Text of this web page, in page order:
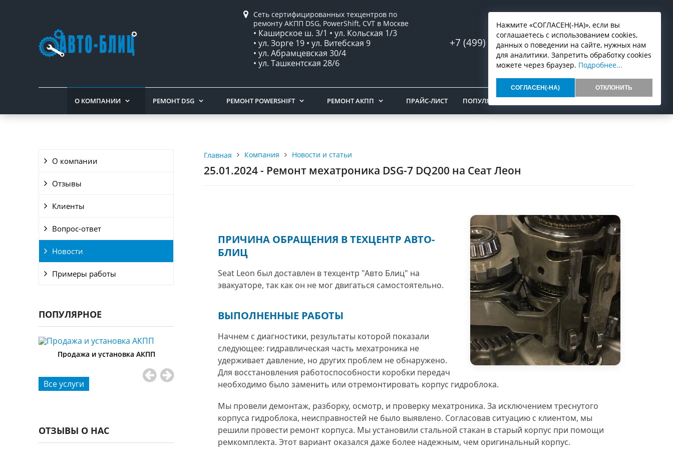
Сеть сертифицированных техцентров по
ремонту АКПП DSG, PowerShift, CVT в Москве
• Каширское ш. 3/1 • ул. Кольская 1/3
• ул. Зорге 19 • ул. Витебская 9
• ул. Абрамцевская 30/4
• ул. Ташкентская 28/6
+7 (499) 553-07-03 Запись онлайн
О КОМПАНИИ РЕМОНТ DSG РЕМОНТ POWERSHIFT РЕМОНТ АКПП ПРАЙС-ЛИСТ ПОПУЛЯРНОЕ
О компании
Отзывы
Клиенты
Вопрос-ответ
Новости
Примеры работы
ПОПУЛЯРНОЕ
Продажа и установка АКПП
Диагностика АКПП
Программная проверка состояния
сцепления DSG
Бесплатная эвакуация Замена масла в
Главная Компания Новости и статьи
25.01.2024 - Ремонт мехатроника DSG-7 DQ200 на Сеат Леон
ПРИЧИНА ОБРАЩЕНИЯ В ТЕХЦЕНТР АВТО-
БЛИЦ
Seat Leon был доставлен в техцентр "Авто Блиц" на
эвакуаторе, так как он не мог двигаться самостоятельно.
ВЫПОЛНЕННЫЕ РАБОТЫ
Начнем с диагностики, результаты которой показали
следующее: гидравлическая часть мехатроника не
удерживает давление, но других проблем не обнаружено.
Для восстановления работоспособности коробки передач
необходимо было заменить или отремонтировать корпус гидроблока.
Мы провели демонтаж, разборку, осмотр, и проверку мехатроника. За исключением треснутого
корпуса гидроблока, неисправностей не было выявлено. Согласовав ситуацию с клиентом, мы
решили провести ремонт корпуса. Мы установили стальной стакан в старый корпус при помощи
ремкомплекта. Этот вариант оказался даже более надежным, чем оригинальный корпус.
Нажмите «СОГЛАСЕН(-НА)», если вы
соглашаетесь с использованием cookies,
данных о поведении на сайте, нужных нам
для аналитики. Запретить обработку cookies
можете через браузер. Подробнее...
СОГЛАСЕН(-НА) ОТКЛОНИТЬ